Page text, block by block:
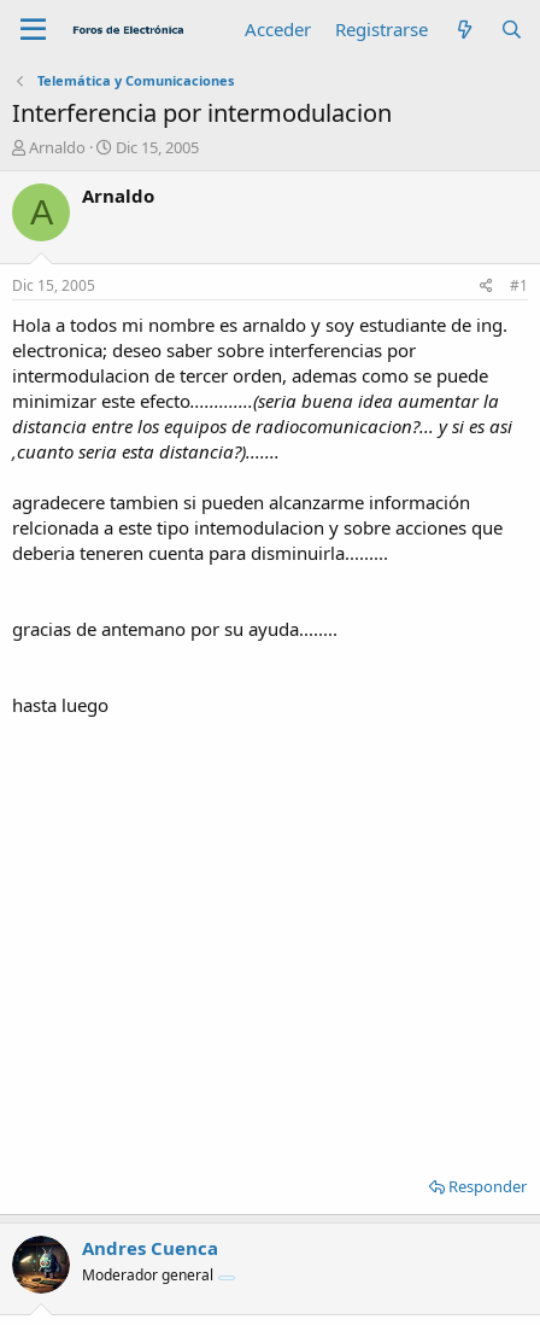
Acceder Registrarse
Telemática y Comunicaciones
Interferencia por intermodulacion
A
t
o
r
Arnaldo
F
c
n
c
i
o
Dic 15, 2005
A Arnaldo
Dic 15, 2005 #1
Hola a todos mi nombre es arnaldo y soy estudiante de ing.
electronica; deseo saber sobre interferencias por
intermodulacion de tercer orden, ademas como se puede
minimizar este efecto.............(seria buena idea aumentar la
distancia entre los equipos de radiocomunicacion?... y si es asi
,cuanto seria esta distancia?).......
agradecere tambien si pueden alcanzarme información
relcionada a este tipo intemodulacion y sobre acciones que
deberia teneren cuenta para disminuirla.........
gracias de antemano por su ayuda........
hasta luego
Responder
Andres Cuenca
Moderador general